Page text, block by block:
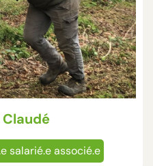
salarié.e associé.e